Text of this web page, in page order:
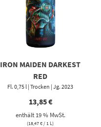
IRON MAIDEN DARKEST
RED
Fl. 0,75 l | Trocken | Jg. 2023
13,85€
enthält 19 % MwSt.
(18,47€/ 1 L)